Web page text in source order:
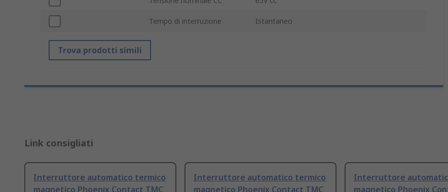
Tempo di interruzione Istantaneo
Trova prodotti simili
Link consigliati
Interruttore automatico termico
magnetico Phoenix Contact TMC
Interruttore automatico termico
magnetico Phoenix Contact TMC
Interruttore
magnetico Phoenix